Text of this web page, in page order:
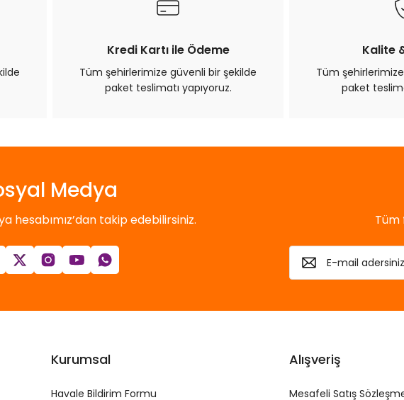
Kredi Kartı ile Ödeme
Tüm şehirlerimize güvenli bir şekilde
paket teslimatı yapıyoruz.
Kalite
Tüm
paket
Medya
hesabımız’dan takip edebilirsiniz. Tüm
Kurumsal
Havale Bildirim Formu
Alışveriş
Mesafeli Satış